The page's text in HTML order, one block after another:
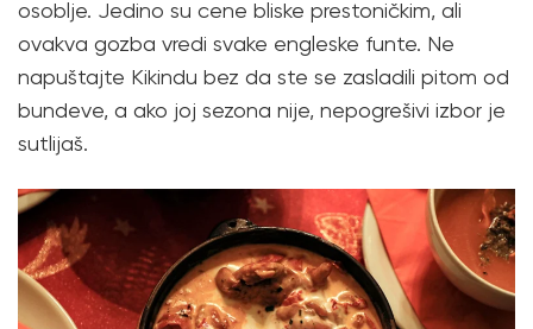
osoblje. Jedino su cene bliske prestoničkim, ali
ovakva gozba vredi svake engleske funte. Ne
napuštajte Kikindu bez da ste se zasladili pitom od
bundeve, a ako joj sezona nije, nepogrešivi izbor je
sutlijaš.